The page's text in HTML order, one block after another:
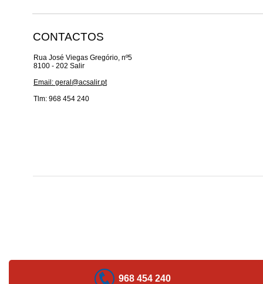
CONTACTOS
Rua José Viegas Gregório, nº5
8100 - 202 Salir
Email: geral@acsalir.pt
Tlm: 968 454 240
grande significado como por exemplo o título de campeão do
Quem não se recorda da excelente moldura humana que
Salir ganhou por 3-0…! Seguiu-se a primeira presença no
campeonato nacional da III Divisão (5º Lugar) e no ano seguinte
a Associação Cultural de Salir que participou na época 1993/94
968 454 240